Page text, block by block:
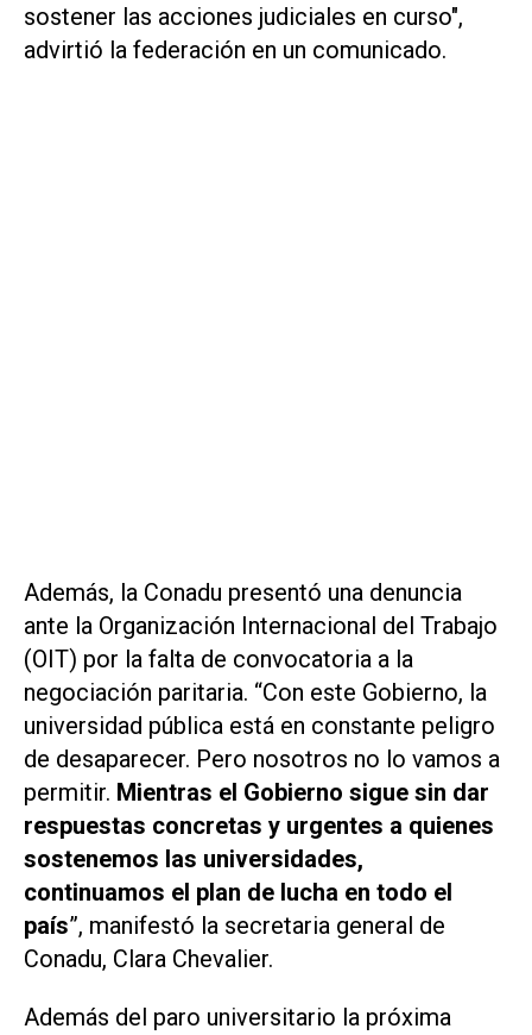
sostener las acciones judiciales en curso",
advirtió la federación en un comunicado.
Además, la Conadu presentó una denuncia
ante la Organización Internacional del Trabajo
(OIT) por la falta de convocatoria a la
negociación paritaria. “Con este Gobierno, la
universidad pública está en constante peligro
de desaparecer. Pero nosotros no lo vamos a
permitir. Mientras el Gobierno sigue sin dar
respuestas concretas y urgentes a quienes
sostenemos las universidades,
continuamos el plan de lucha en todo el
país”, manifestó la secretaria general de
Conadu, Clara Chevalier.
Además del paro universitario la próxima